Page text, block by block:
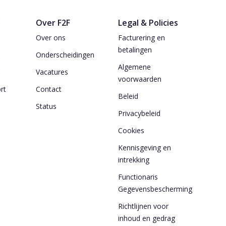
Over F2F
Over ons
Onderscheidingen
Vacatures
Contact
Status
Legal & Policies
Facturering en
betalingen
Algemene
voorwaarden
Beleid
Privacybeleid
Cookies
Kennisgeving en
intrekking
Functionaris
Gegevensbescherming
Richtlijnen voor
inhoud en gedrag